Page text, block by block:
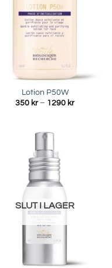
Lotion P50W
350 kr – 1290 kr
SLUT I LAGER